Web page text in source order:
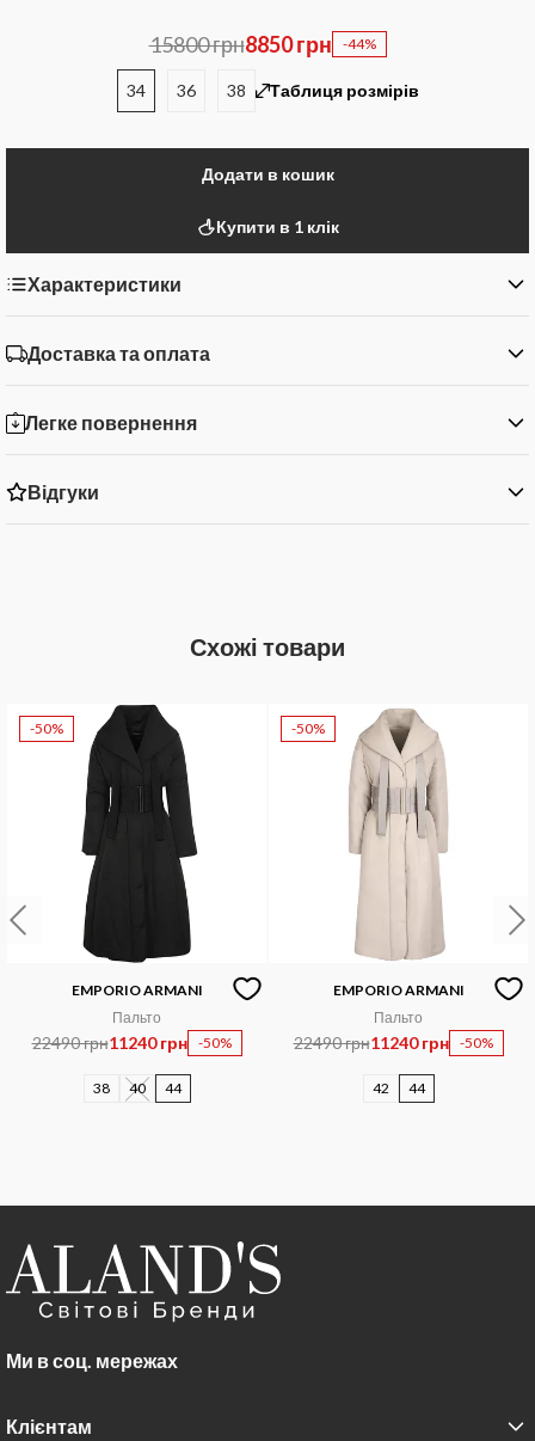
15800 грн8850 грн -44%
34 36 38 Таблиця розмірів
Додати в кошик
Купити в 1 клік
Характеристики
Доставка та оплата
Легке повернення
Відгуки
Схожі товари
-50%
EMPORIO ARMANI
Пальто
22490 грн11240 грн -50%
38 40 44
-50%
EMPORIO ARMANI
Пальто
22490 грн11240 грн -50%
42 44
Ми в соц. мережах
Клієнтам